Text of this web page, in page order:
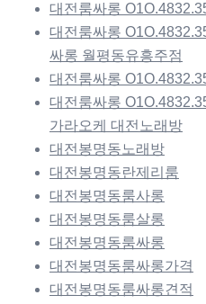
대전룸싸롱
대전룸싸롱
싸롱 월평동유흥주점
대전룸싸롱
대전룸싸롱
가라오케 대전노래방
대전봉명동노래방
대전봉명동란제리룸
대전봉명동룸사롱
대전봉명동룸살롱
대전봉명동룸싸롱
대전봉명동룸싸롱가격
대전봉명동룸싸롱견적